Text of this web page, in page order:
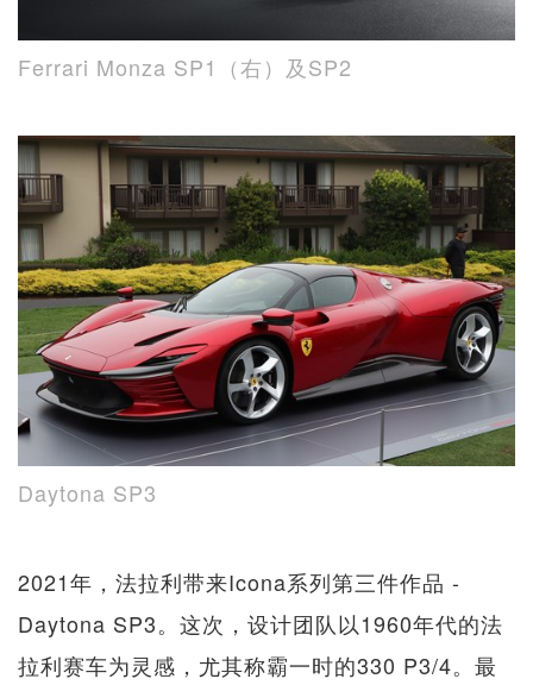
Ferrari Monza SP1（右）及SP2
Daytona SP3
2021年，法拉利带来Icona系列第三件作品 -
Daytona SP3。这次，设计团队以1960年代的法
拉利赛车为灵感，尤其称霸一时的330 P3/4。最